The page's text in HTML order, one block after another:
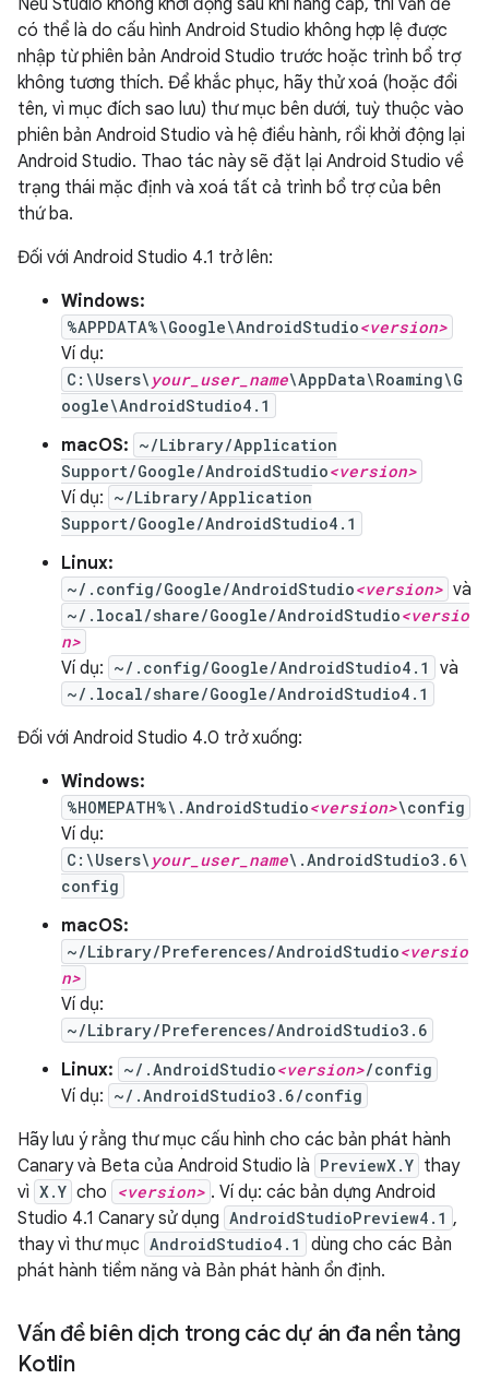
có thể là do cấu hình Android Studio không hợp lệ được
nhập từ phiên bản Android Studio trước hoặc trình bổ trợ
không tương thích. Để khắc phục, hãy thử xoá (hoặc đổi
tên, vì mục đích sao lưu) thư mục bên dưới, tuỳ thuộc vào
phiên bản Android Studio và hệ điều hành, rồi khởi động lại
Android Studio. Thao tác này sẽ đặt lại Android Studio về
trạng thái mặc định và xoá tất cả trình bổ trợ của bên
thứ ba.
Đối với Android Studio 4.1 trở lên:
Windows:
%APPDATA%\Google\AndroidStudio<version>
Ví dụ:
C:\Users\ your_user_name\AppData\Roaming\G
oogle\AndroidStudio4.1
macOS: ~/Library/Application
Support/Google/AndroidStudio<version>
Ví dụ: ~/Library/Application
Support/Google/AndroidStudio4.1
Linux:
~/.config/Google/AndroidStudio<version> và
~/.local/share/Google/AndroidStudio<versio
n>
Ví dụ: ~/.config/Google/AndroidStudio4.1 và
~/.local/share/Google/AndroidStudio4.1
Đối với Android Studio 4.0 trở xuống:
Windows:
%HOMEPATH%\.AndroidStudio<version>\config
Ví dụ:
C:\Users\ your_user_name\.AndroidStudio3.6\
config
macOS:
~/Library/Preferences/AndroidStudio<versio
n>
Ví dụ:
~/Library/Preferences/AndroidStudio3.6
Linux: ~/.AndroidStudio<version>/config
Ví dụ: ~/.AndroidStudio3.6/config
Hãy lưu ý rằng thư mục cấu hình cho các bản phát hành
Canary và Beta của Android Studio là PreviewX.Y thay
vì X.Y cho <version> . Ví dụ: các bản dựng Android
Studio 4.1 Canary sử dụng AndroidStudioPreview4.1 ,
thay vì thư mục AndroidStudio4.1
dùng cho các Bản
phát hành tiềm năng và Bản phát hành ổn định.
Vấn đề biên dịch trong các dự án đa nền tảng
Kotlin